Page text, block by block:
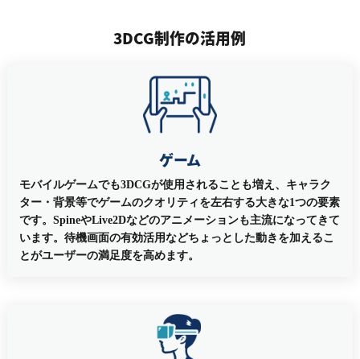
3DCG制作の活用例
ゲーム
モバイルゲームでも3DCGが使用されることも増え、キャラク
ター・背景等でゲームのクオリティを左右する大きな1つの要素
です。SpineやLive2Dなどのアニメーションも主流になってきて
います。待機画面の有効活用などちょっとした動きを加えるこ
とがユーザーの満足度を高めます。